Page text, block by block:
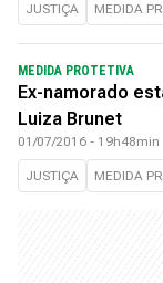
JUSTIÇA MEDIDA
MEDIDA PROTETIVA
Ex-namorado
Luiza Brunet
01/07/2016 - 19h48min
JUSTIÇA MEDIDA